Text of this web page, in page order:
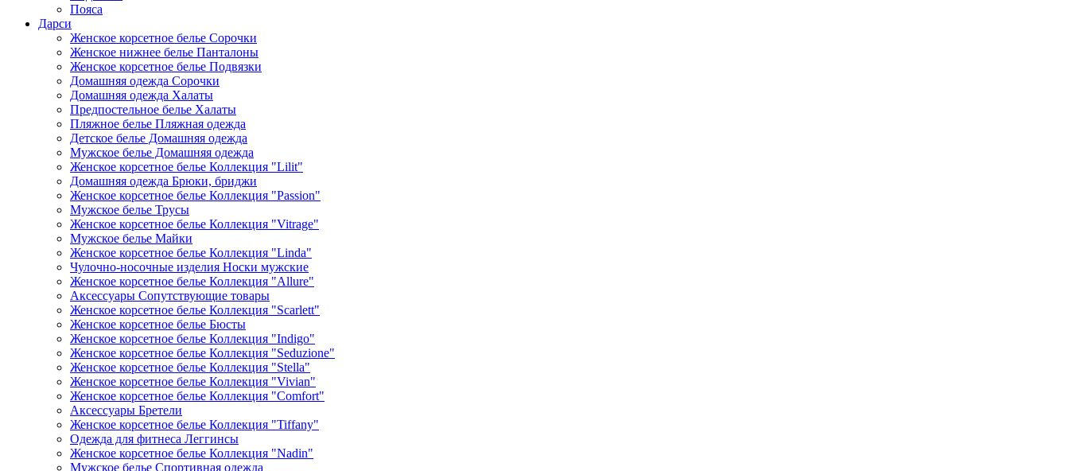
Пояса
Дарси
Женское корсетное белье Сорочки
Женское нижнее белье Панталоны
Женское корсетное белье Подвязки
Домашняя одежда Сорочки
Домашняя одежда Халаты
Предпостельное белье Халаты
Пляжное белье Пляжная одежда
Детское белье Домашняя одежда
Мужское белье Домашняя одежда
Женское корсетное белье Коллекция "Lilit"
Домашняя одежда Брюки, бриджи
Женское корсетное белье Коллекция "Passion"
Мужское белье Трусы
Женское корсетное белье Коллекция "Vitrage"
Мужское белье Майки
Женское корсетное белье Коллекция "Linda"
Чулочно-носочные изделия Носки мужские
Женское корсетное белье Коллекция "Allure"
Аксессуары Сопутствующие товары
Женское корсетное белье Коллекция "Scarlett"
Женское корсетное белье Бюсты
Женское корсетное белье Коллекция "Indigo"
Женское корсетное белье Коллекция "Seduzione"
Женское корсетное белье Коллекция "Stella"
Женское корсетное белье Коллекция "Vivian"
Женское корсетное белье Коллекция "Comfort"
Аксессуары Бретели
Женское корсетное белье Коллекция "Tiffany"
Одежда для фитнеса Леггинсы
Женское корсетное белье Коллекция "Nadin"
Мужское белье Спортивная одежда